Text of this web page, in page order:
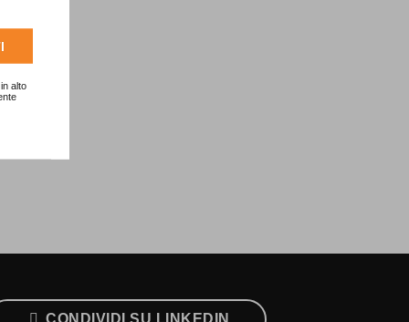
alto
CONDIVIDI SU LINKEDIN